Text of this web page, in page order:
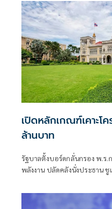
เปิดหลักเกณฑ์เคาะโ
ล้านบาท
รัฐบาลตั้งบอร์ดกลั่นกรอง พ.ร.
พลังงาน ปลัดคลังนั่งประธาน ชู
พลังงานสะอาดใน 1 ปี